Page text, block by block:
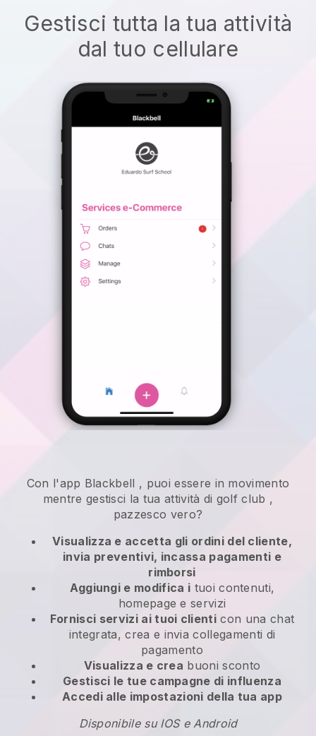
Gestisci tutta la tua attività
dal tuo cellulare
Con l'app Blackbell , puoi essere in movimento
mentre gestisci la tua attività di golf club ,
pazzesco vero?
Visualizza e accetta gli ordini del cliente,
invia preventivi, incassa pagamenti e
rimborsi
Aggiungi e modifica i tuoi contenuti,
homepage e servizi
Fornisci servizi ai tuoi clienti con una chat
integrata, crea e invia collegamenti di
pagamento
Visualizza e crea buoni sconto
Gestisci le tue campagne di influenza
Accedi alle impostazioni della tua app
Disponibile su IOS e Android